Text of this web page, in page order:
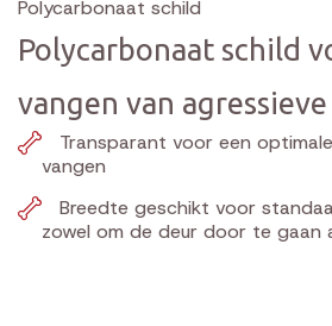
Polycarbonaat schild
Polycarbonaat schild
vangen van
Transparant voor een
vangen
Breedte geschikt voor
zowel om de deur door te gaan